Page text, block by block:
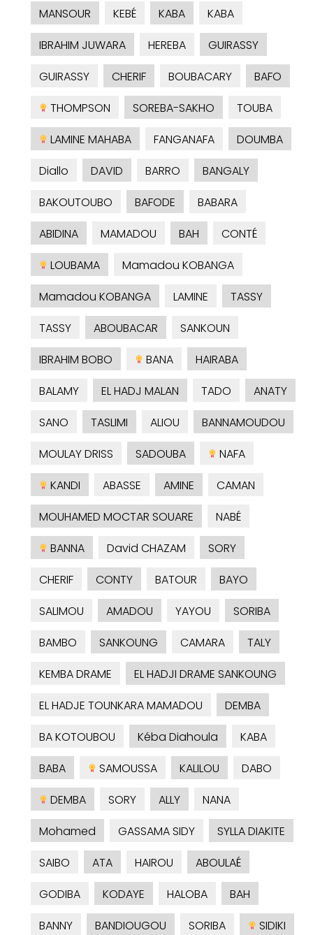
MANSOUR
KEBÉ KABA
KABA
IBRAHIM JUWARA
HEREBA
GUIRASSY
GUIRASSY
CHERIF BOUBACARY
BAFO
THOMPSON
SOREBA-SAKHO
TOUBA
LAMINE MAHABA
FANGANAFA
DOUMBA
Diallo
DAVID BARRO
BANGALY
BAKOUTOUBO
BAFODE
BABARA
ABIDINA
MAMADOU BAH
CONTÉ
LOUBAMA
Mamadou KOBANGA
Mamadou KOBANGA
LAMINE
TASSY
TASSY
ABOUBACAR
SANKOUN
IBRAHIM BOBO
BANA
HAIRABA
BALAMY
EL HADJ MALAN TADO
ANATY
SANO
TASLIMI ALIOU
BANNAMOUDOU
MOULAY DRISS
SADOUBA
NAFA
KANDI
ABASSE AMINE
CAMAN
MOUHAMED MOCTAR SOUARE
NABÉ
BANNA
David CHAZAM
SORY
CHERIF
CONTY BATOUR
BAYO
SALIMOU
AMADOU YAYOU
SORIBA
BAMBO
SANKOUNG CAMARA
TALY
KEMBA DRAME
EL HADJI DRAME SANKOUNG
EL HADJE TOUNKARA MAMADOU
DEMBA
BA KOTOUBOU
Kéba Diahoula
KABA
BABA
SAMOUSSA KALILOU
DABO
DEMBA
SORY ALLY
NANA
Mohamed
GASSAMA SIDY
SYLLA DIAKITE
SAIBO
ATA HAIROU
ABOULAÉ
GODIBA
KODAYE HALOBA
BAH
BANNY
BANDIOUGOU SORIBA SIDIKI